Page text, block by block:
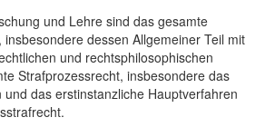
und Lehre sind das gesamte
dessen Allgemeiner Teil mit
und rechtsphilosophischen
Strafprozessrecht, insbesondere das
das erstinstanzliche Hauptverfahren